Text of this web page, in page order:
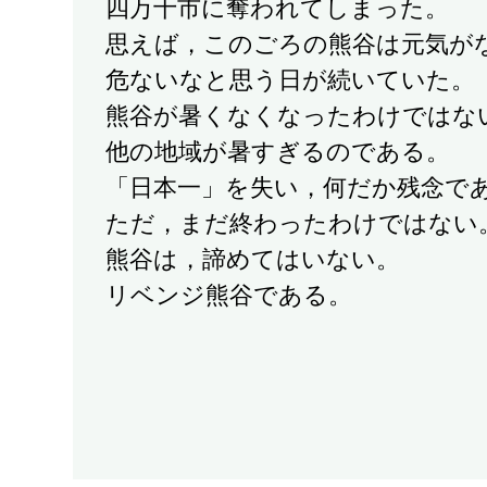
四万十市に奪われてしまった。
思えば，このごろの熊谷は元気が
危ないなと思う日が続いていた。
熊谷が暑くなくなったわけではな
他の地域が暑すぎるのである。
「日本一」を失い，何だか残念で
ただ，まだ終わったわけではない
熊谷は，諦めてはいない。
リベンジ熊谷である。